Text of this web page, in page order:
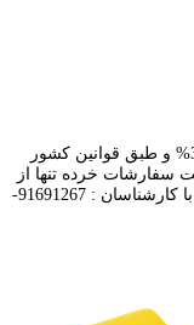
تمامی محصولات در سال 1403 با کاهش قیمت 30% و طبق قوانین کشور
ثبت سفارشات خرده تنها از
عاملیت های فروش امکان پذیر خواهد بود. تماس با کارشناسان : 91691267-